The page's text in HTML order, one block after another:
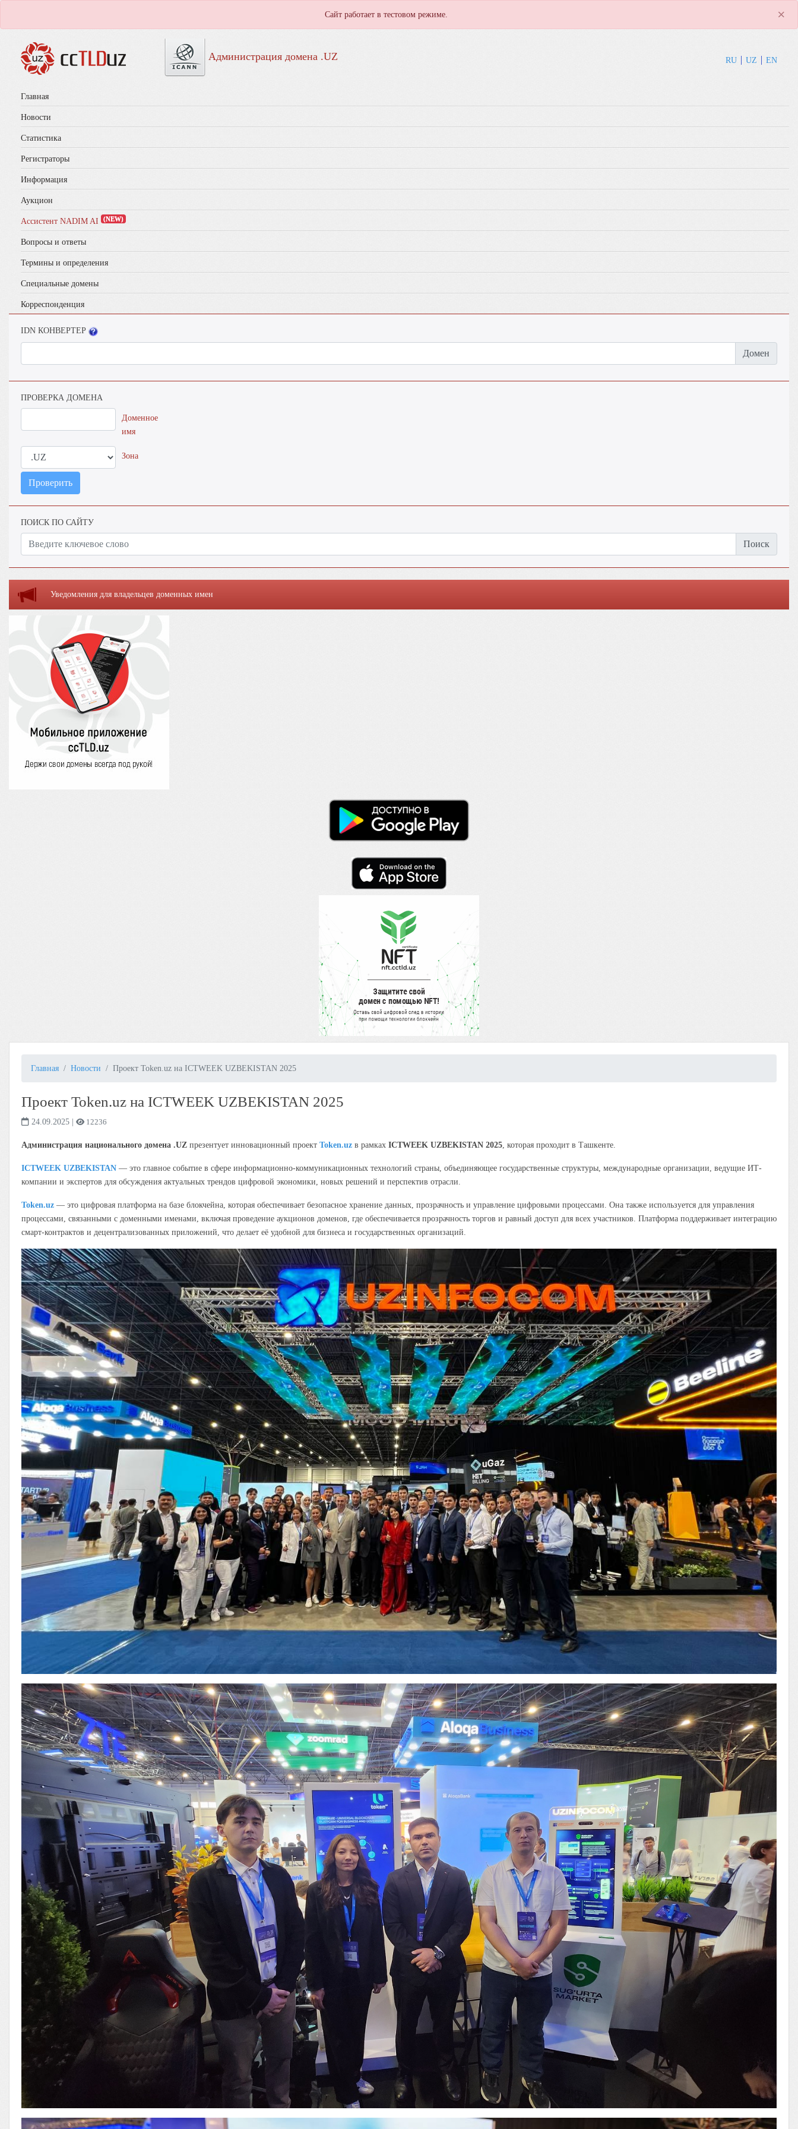
Сайт работает в тестовом режиме. ×
Администрация домена .UZ RU UZ EN
Главная
Новости
Статистика
Регистраторы
Информация
Аукцион
Ассистент NADIM AI (NEW)
Вопросы и ответы
Термины и определения
Специальные домены
Корреспонденция
IDN КОНВЕРТЕР
Домен
ПРОВЕРКА ДОМЕНА
Доменное
имя
Зона
Проверить
ПОИСК ПО САЙТУ
Поиск
Уведомления для владельцев доменных имен
Главная Новости Проект Token.uz на ICTWEEK UZBEKISTAN 2025
Проект Token.uz на ICTWEEK UZBEKISTAN 2025
24.09.2025 | 12236
Администрация национального домена .UZ презентует инновационный проект Token.uz в рамках ICTWEEK UZBEKISTAN 2025, которая проходит в Ташкенте.
ICTWEEK UZBEKISTAN — это главное событие в сфере информационно-коммуникационных технологий страны, объединяющее государственные структуры, международные организации, ведущие ИТ-
компании и экспертов для обсуждения актуальных трендов цифровой экономики, новых решений и перспектив отрасли.
Token.uz — это цифровая платформа на базе блокчейна, которая обеспечивает безопасное хранение данных, прозрачность и управление цифровыми процессами. Она также используется для управления
процессами, связанными с доменными именами, включая проведение аукционов доменов, где обеспечивается прозрачность торгов и равный доступ для всех участников. Платформа поддерживает интеграцию
смарт-контрактов и децентрализованных приложений, что делает её удобной для бизнеса и государственных организаций.